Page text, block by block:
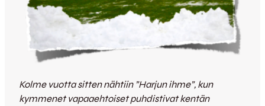
Kolme vuotta sitten nähtiin ”Harjun ihme”, kun
kymmenet vapaaehtoiset puhdistivat kentän